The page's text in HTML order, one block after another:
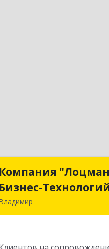
Компания "Лоцман
Бизнес-
Владимир
Компания
Бизнес-